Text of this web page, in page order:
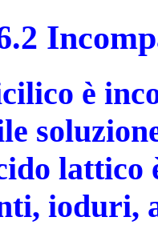
è
lattico
ioduri,